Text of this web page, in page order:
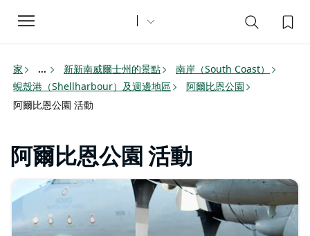
Toggle
navigation
家 ... 新新南威爾士州的景點
南岸（South Coast）
蜆殼港（Shellharbour）及週邊地區
阿爾比恩公園
阿爾比恩公園 活動
阿爾比恩公園 活動